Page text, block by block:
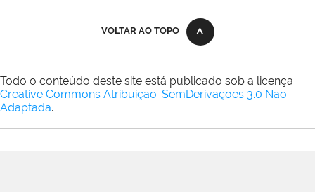
VOLTAR AO TOPO
Todo o conteúdo deste site está publicado sob a licença
Creative Commons Atribuição-SemDerivações 3.0 Não
Adaptada.